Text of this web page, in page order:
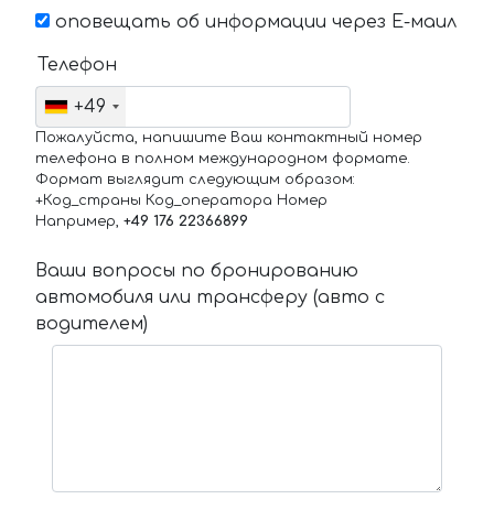
оповещать об информации через Е-маил
Телефон
+49
Пожалуйста, напишите Ваш контактный номер
телефона в полном международном формате.
Формат выглядит следующим образом:
+Код_страны Код_оператора Номер
Например, +49 176 22366899
Ваши вопросы по бронированию
автомобиля или трансферу (авто с
водителем)